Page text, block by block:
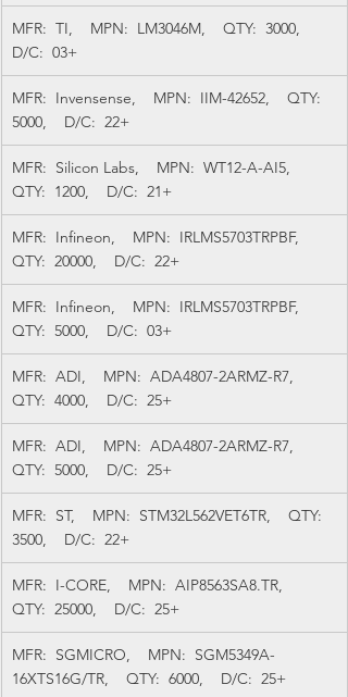
MFR:  TI,    MPN:  LM3046M,    QTY:  3000,
D/C:  03+
MFR:  Invensense,    MPN:  IIM-42652,    QTY:
5000,    D/C:  22+
MFR:  Silicon Labs,    MPN:  WT12-A-AI5,
QTY:  1200,    D/C:  21+
MFR:  Infineon,    MPN:  IRLMS5703TRPBF,
QTY:  20000,    D/C:  22+
MFR:  Infineon,    MPN:  IRLMS5703TRPBF,
QTY:  5000,    D/C:  03+
MFR:  ADI,    MPN:  ADA4807-2ARMZ-R7,
QTY:  4000,    D/C:  25+
MFR:  ADI,    MPN:  ADA4807-2ARMZ-R7,
QTY:  5000,    D/C:  25+
MFR:  ST,    MPN:  STM32L562VET6TR,    QTY:
3500,    D/C:  22+
MFR:  I-CORE,    MPN:  AIP8563SA8.TR,
QTY:  25000,    D/C:  25+
MFR:  SGMICRO,    MPN:  SGM5349A-
16XTS16G/TR,    QTY:  6000,    D/C:  25+